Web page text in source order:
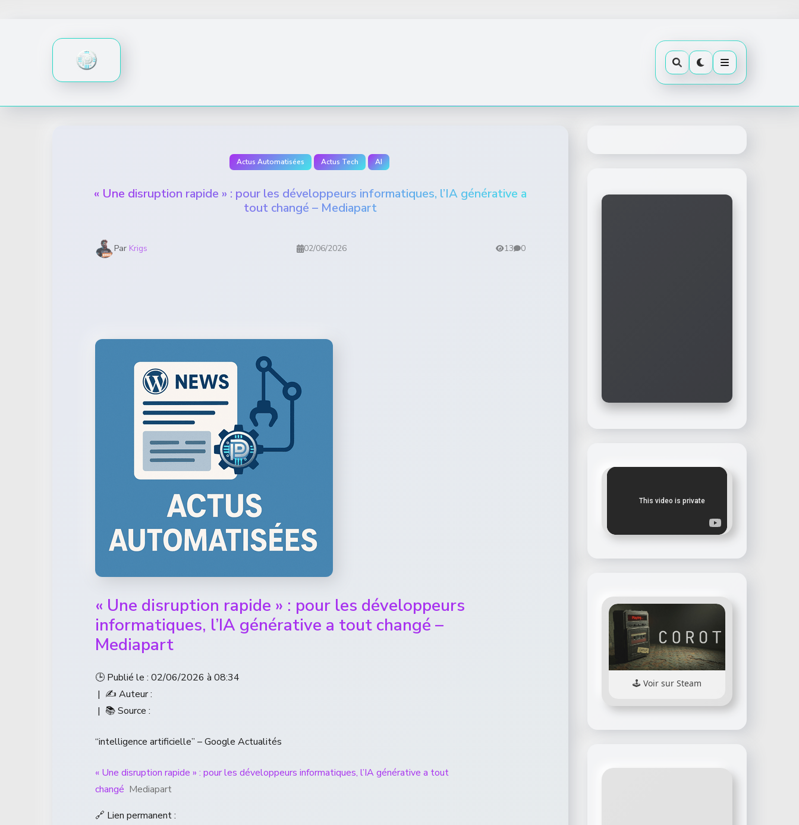
Actus Automatisées Actus Tech AI
« Une disruption rapide » : pour les développeurs informatiques, l’IA générative a
tout changé – Mediapart
Par Krigs 02/06/2026 13 0
« Une disruption rapide » : pour les développeurs
informatiques, l’IA générative a tout changé –
Mediapart
🕒 Publié le : 02/06/2026 à 08:34
| ✍️ Auteur :
| 📚 Source :
“intelligence artificielle” – Google Actualités
« Une disruption rapide » : pour les développeurs informatiques, l’IA générative a tout
changé Mediapart
🔗 Lien permanent :
Voir sur Steam